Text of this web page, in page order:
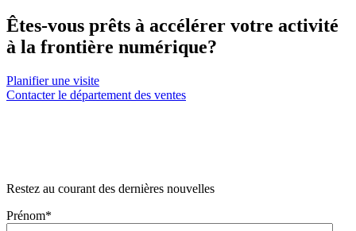
Êtes-vous prêts à accélérer votre activité
à la frontière numérique?
Planifier une visite
Contacter le département des ventes
Restez au courant des dernières nouvelles
Prénom*